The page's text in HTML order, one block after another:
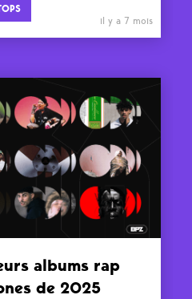
il y a 7 mois
albums rap
de 2025